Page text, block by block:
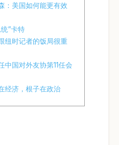
：美国如何能更有效
”卡特
纽时记者的饭局很重
中国对外友协第11任会
经济，根⼦在政治